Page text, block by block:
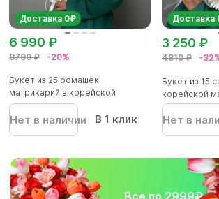
Доставка 0₽
8790 ₽ -20%
6 990 ₽
Букет из 25 ромашек
матрикарий в корейской
матовой плен...
Нет в наличии В 1 клик
Доставка
4810 ₽ -
3 250 ₽
Букет из 15
корейской
Нет в